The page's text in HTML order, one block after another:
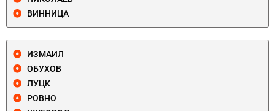
ВИННИЦА
ИЗМАИЛ
ОБУХОВ
ЛУЦК
РОВНО